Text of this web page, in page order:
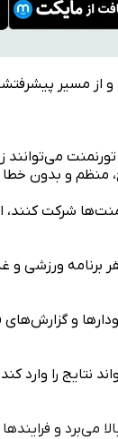
از مسیر
می‌توانند
منظم و بدون
شرکت کنند،
نفر برنامه ورزشی
و گزارش‌های
را وارد
می‌برد و